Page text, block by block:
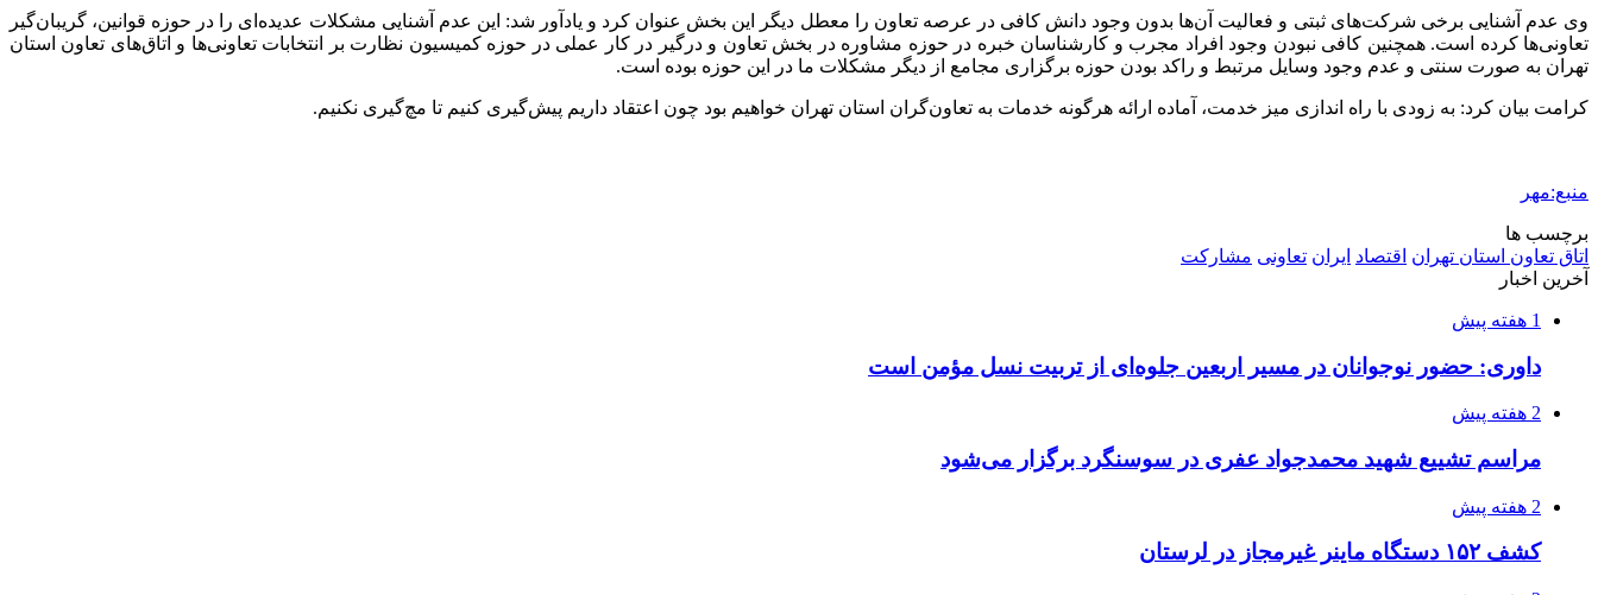
وی عدم آشنایی برخی شرکت‌های ثبتی و فعالیت آن‌ها بدون وجود دانش کافی در عرصه تعاون را معطل دیگر این بخش عنوان کرد و یادآور شد: این عدم آشنایی مشکلات عدیده‌ای را در حوزه قوانین، گریبان‌گیر
تعاونی‌ها کرده است. همچنین کافی نبودن وجود افراد مجرب و کارشناسان خبره در حوزه مشاوره در بخش تعاون و درگیر در کار عملی در حوزه کمیسیون نظارت بر انتخابات تعاونی‌ها و اتاق‌های تعاون استان
تهران به صورت سنتی و عدم وجود وسایل مرتبط و راکد بودن حوزه برگزاری مجامع از دیگر مشکلات ما در این حوزه بوده است.
کرامت بیان کرد: به زودی با راه اندازی میز خدمت، آماده ارائه هرگونه خدمات به تعاون‌گران استان تهران خواهیم بود چون اعتقاد داریم پیش‌گیری کنیم تا مچ‌گیری نکنیم.
منبع:مهر
برچسب ها
اتاق تعاون استان تهران اقتصاد ایران تعاونی مشارکت
آخرین اخبار
1 هفته پیش
داوری: حضور نوجوانان در مسیر اربعین جلوه‌ای از تربیت نسل مؤمن است
2 هفته پیش
مراسم تشییع شهید محمدجواد عفری در سوسنگرد برگزار می‌شود
2 هفته پیش
کشف ۱۵۲ دستگاه ماینر غیرمجاز در لرستان